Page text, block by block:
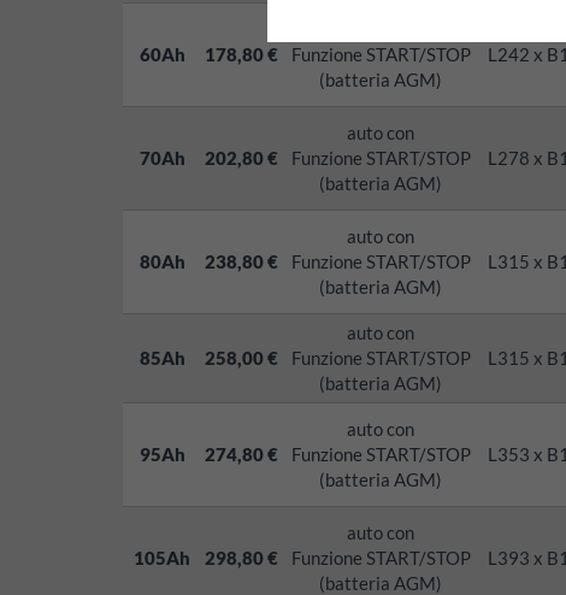
60Ah 178,80 €
Funzione START/STOP
(batteria AGM)
L242 x
70Ah 202,80 €
auto con
Funzione START/STOP
(batteria AGM)
L278 x
80Ah 238,80 €
auto con
Funzione START/STOP
(batteria AGM)
L315 x
85Ah 258,00 €
auto con
Funzione START/STOP
(batteria AGM)
L315 x
95Ah 274,80 €
auto con
Funzione START/STOP
(batteria AGM)
L353 x
105Ah 298,80 €
auto con
Funzione START/STOP
(batteria AGM)
L393 x